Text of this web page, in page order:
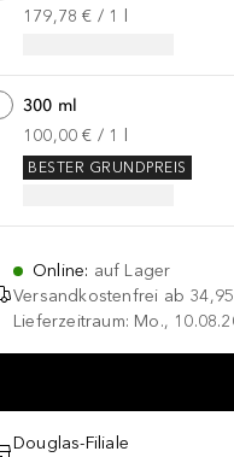
179,78 € / 1
300 ml
100,00 € / 1
BESTER GRUNDPREIS
Online: auf Lager
Versandkostenfrei ab
Lieferzeitraum: Mo.,
Douglas-Filiale